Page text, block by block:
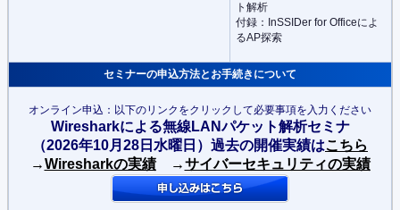
ト解析
付録：InSSIDer for Officeによ
るAP探索
セミナーの申込方法とお手続きについて
オンライン申込：以下のリンクをクリックして必要事項を入力ください
Wiresharkによる無線LANパケット解析セミナ
（2026年10月28日水曜日） 過去の開催実績はこちら
→Wiresharkの実績→サイバーセキュリティの実績